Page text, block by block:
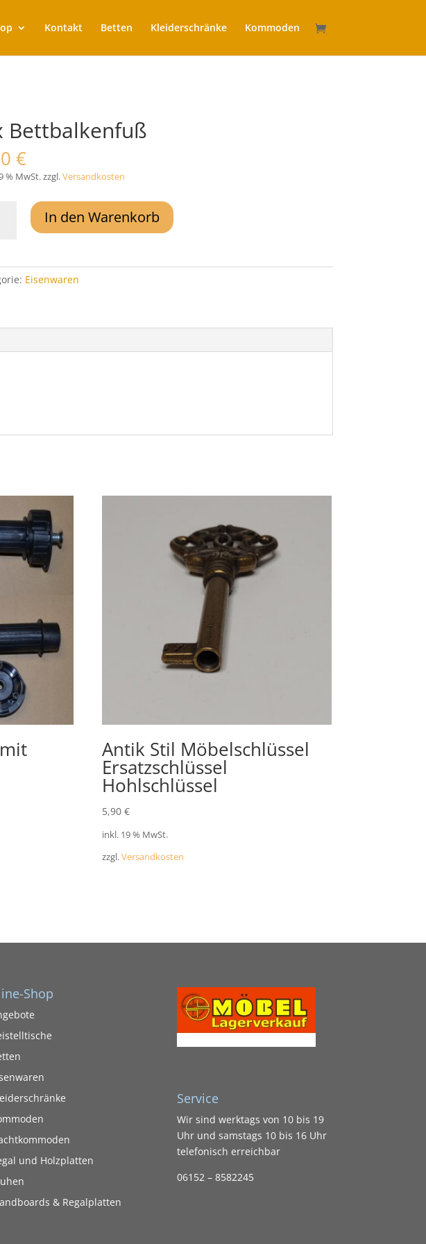
Kontakt Betten Kleiderschränke Kommoden
Bettbalkenfuß
€
% MwSt. zzgl.Versandkosten
In den Warenkorb
Eisenwaren
Antik Stil Möbelschlüssel
Ersatzschlüssel
Hohlschlüssel
5,90€
inkl. 19 % MwSt.
zzgl.Versandkosten
Shop
und Holzplatten
& Regalplatten
Service
Wir sind werktags von 10 bis 19
Uhr und samstags 10 bis 16 Uhr
telefonisch erreichbar
06152 – 8582245